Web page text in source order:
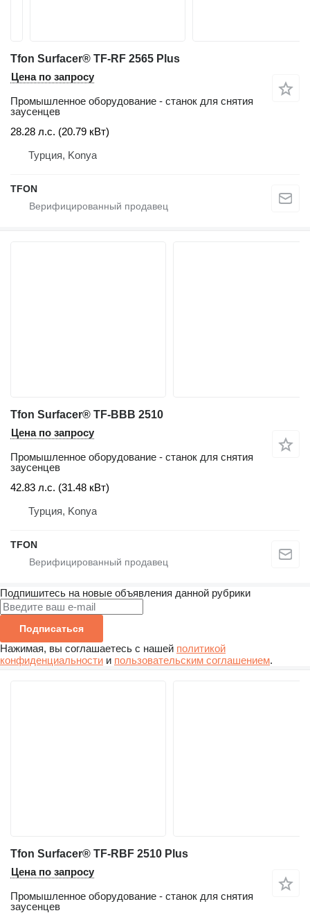
Tfon Surfacer® TF-RF 2565 Plus
Цена по запросу
Промышленное оборудование - станок для снятия
заусенцев
28.28 л.с. (20.79 кВт)
Турция, Konya
TFON
Tfon Surfacer® TF-BBB 2510
Цена по запросу
Промышленное оборудование - станок для снятия
заусенцев
42.83 л.с. (31.48 кВт)
Турция, Konya
TFON
Подпишитесь на новые объявления данной рубрики
Подписаться
Нажимая, вы соглашаетесь с нашей политикой
конфиденциальности и пользовательским соглашением.
Tfon Surfacer® TF-RBF 2510 Plus
Цена по запросу
Промышленное оборудование - станок для снятия
заусенцев